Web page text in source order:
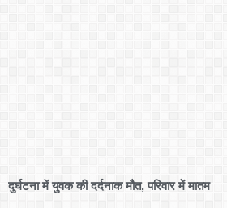
दुर्घटना में युवक की दर्दनाक मौत, परिवार में मातम